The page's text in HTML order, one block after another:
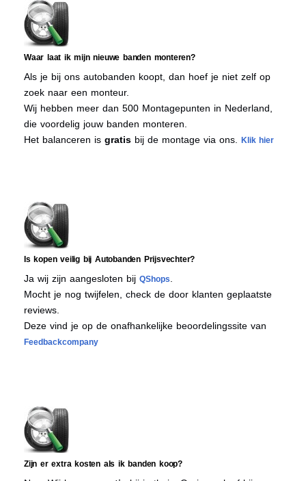
Waar laat ik mijn nieuwe banden monteren?
Als je bij ons autobanden koopt, dan hoef je niet zelf op
zoek naar een monteur.
Wij hebben meer dan 500 Montagepunten in Nederland,
die voordelig jouw banden monteren.
Het balanceren is gratis bij de montage via ons. Klik hier
Is kopen veilig bij Autobanden Prijsvechter?
Ja wij zijn aangesloten bij QShops
Mocht je nog twijfelen, check de door klanten geplaatste
reviews.
Deze vind je op de onafhankelijke beoordelingssite van
Feedbackcompany
Zijn er extra kosten als ik banden koop?